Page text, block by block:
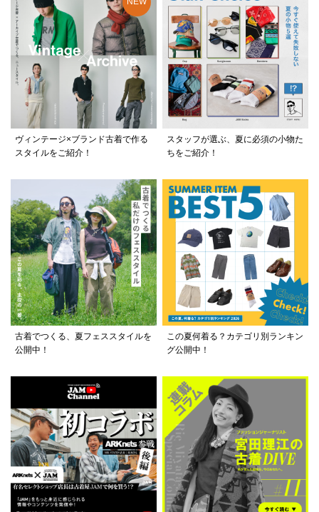
ヴィンテージ×ブランド古着で作る
スタイルをご紹介！
スタッフが選ぶ、夏に必須の小物た
ちをご紹介！
古着でつくる、夏フェススタイルを
公開中！
この夏何着る？カテゴリ別ランキン
グ公開中！